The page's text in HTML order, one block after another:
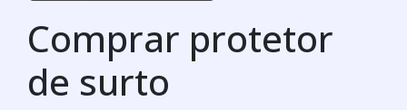
Comprar protetor
de surto